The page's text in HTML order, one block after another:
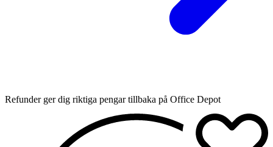
Refunder ger dig riktiga pengar tillbaka på Office Depot